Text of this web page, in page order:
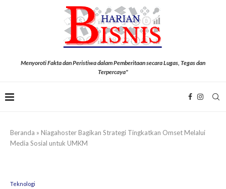
Menyoroti Fakta dan Peristiwa dalam Pemberitaan secara Lugas, Tegas dan
Terpercaya"
Beranda » Niagahoster Bagikan Strategi Tingkatkan Omset Melalui
Media Sosial untuk UMKM
Teknologi